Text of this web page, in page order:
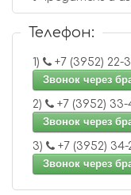
Телефон:
1)
+7
Звонок через
2)
+7
Звонок через
3)
+7
Звонок через